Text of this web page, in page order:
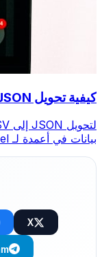
كيفية تحويل JSON إلى CSV
بيانات في أعمدة لـ Excel، مجاناً.
X